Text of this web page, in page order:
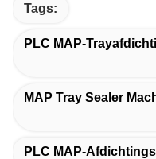
Tags:
PLC MAP-
MAP Tray Sealer
PLC MAP-